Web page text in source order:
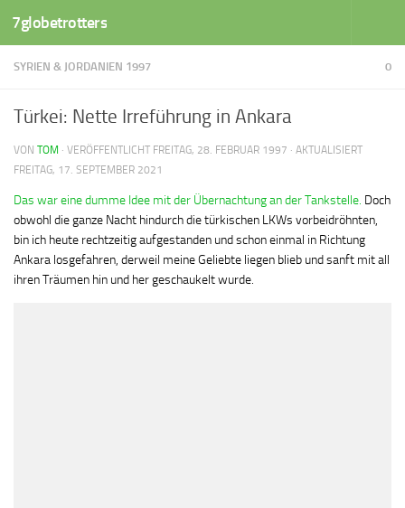
Zum Inhalt springen
7globetrotters
SYRIEN & JORDANIEN 1997 0
Türkei: Nette Irreführung in Ankara
VON TOM · VERÖFFENTLICHT FREITAG, 28. FEBRUAR 1997 · AKTUALISIERT
FREITAG, 17. SEPTEMBER 2021
Das war eine dumme Idee mit der Übernachtung an der Tankstelle. Doch
obwohl die ganze Nacht hindurch die türkischen LKWs vorbeidröhnten,
bin ich heute rechtzeitig aufgestanden und schon einmal in Richtung
Ankara losgefahren, derweil meine Geliebte liegen blieb und sanft mit all
ihren Träumen hin und her geschaukelt wurde.